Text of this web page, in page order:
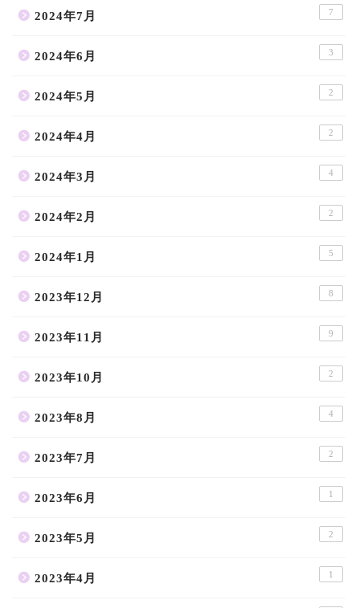
2024年7月 7
2024年6月 3
2024年5月 2
2024年4月 2
2024年3月 4
2024年2月 2
2024年1月 5
2023年12月 8
2023年11月 9
2023年10月 2
2023年8月 4
2023年7月 2
2023年6月 1
2023年5月 2
2023年4月 1